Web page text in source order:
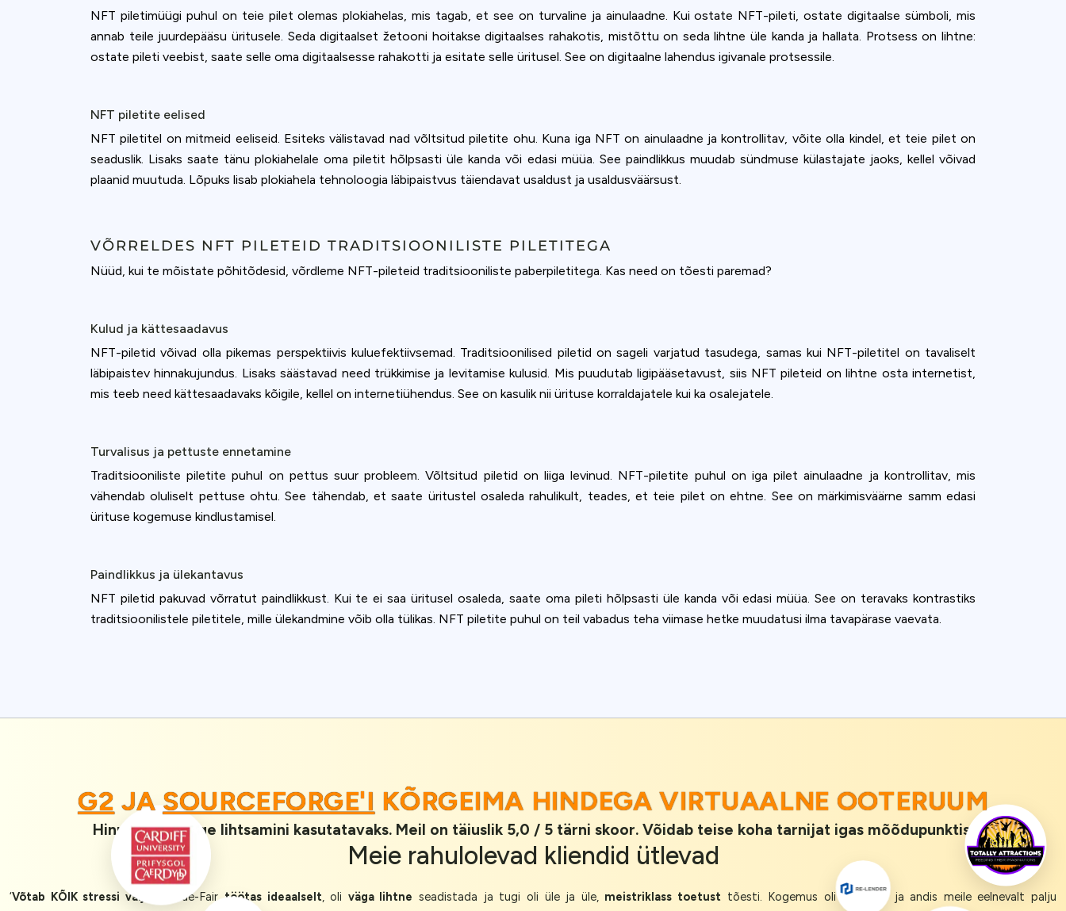
NFT piletimüügi puhul on teie pilet olemas plokiahelas, mis tagab, et see on turvaline ja ainulaadne. Kui ostate NFT-pileti, ostate digitaalse sümboli, mis
annab teile juurdepääsu üritusele. Seda digitaalset žetooni hoitakse digitaalses rahakotis, mistõttu on seda lihtne üle kanda ja hallata. Protsess on lihtne:
ostate pileti veebist, saate selle oma digitaalsesse rahakotti ja esitate selle üritusel. See on digitaalne lahendus igivanale protsessile.
NFT piletite eelised
NFT piletitel on mitmeid eeliseid. Esiteks välistavad nad võltsitud piletite ohu. Kuna iga NFT on ainulaadne ja kontrollitav, võite olla kindel, et teie pilet on
seaduslik. Lisaks saate tänu plokiahelale oma piletit hõlpsasti üle kanda või edasi müüa. See paindlikkus muudab sündmuse külastajate jaoks, kellel võivad
plaanid muutuda. Lõpuks lisab plokiahela tehnoloogia läbipaistvus täiendavat usaldust ja usaldusväärsust.
VÕRRELDES NFT PILETEID TRADITSIOONILISTE PILETITEGA
Nüüd, kui te mõistate põhitõdesid, võrdleme NFT-pileteid traditsiooniliste paberpiletitega. Kas need on tõesti paremad?
Kulud ja kättesaadavus
NFT-piletid võivad olla pikemas perspektiivis kuluefektiivsemad. Traditsioonilised piletid on sageli varjatud tasudega, samas kui NFT-piletitel on tavaliselt
läbipaistev hinnakujundus. Lisaks säästavad need trükkimise ja levitamise kulusid. Mis puudutab ligipääsetavust, siis NFT pileteid on lihtne osta internetist,
mis teeb need kättesaadavaks kõigile, kellel on internetiühendus. See on kasulik nii ürituse korraldajatele kui ka osalejatele.
Turvalisus ja pettuste ennetamine
Traditsiooniliste piletite puhul on pettus suur probleem. Võltsitud piletid on liiga levinud. NFT-piletite puhul on iga pilet ainulaadne ja kontrollitav, mis
vähendab oluliselt pettuse ohtu. See tähendab, et saate üritustel osaleda rahulikult, teades, et teie pilet on ehtne. See on märkimisväärne samm edasi
ürituse kogemuse kindlustamisel.
Paindlikkus ja ülekantavus
NFT piletid pakuvad võrratut paindlikkust. Kui te ei saa üritusel osaleda, saate oma pileti hõlpsasti üle kanda või edasi müüa. See on teravaks kontrastiks
traditsioonilistele piletitele, mille ülekandmine võib olla tülikas. NFT piletite puhul on teil vabadus teha viimase hetke muudatusi ilma tavapärase vaevata.
G2JASOURCEFORGE'I KÕRGEIMA HINDEGA VIRTUAALNE OOTERUUM
Hinnatud 1. kõige lihtsamini kasutatavaks. Meil on täiuslik 5,0 / 5 tärni skoor. Võidab teise koha tarnijat igas mõõdupunktis.
Meie rahulolevad kliendid ütlevad
‘Võtab KÕIK stressi välja! Queue-Fairtöötas ideaalselt, oli väga lihtne seadistada ja tugi oli üle ja üle, meistriklass toetusttõesti. Kogemus oli nii sujuvja andis meile eelnevalt palju